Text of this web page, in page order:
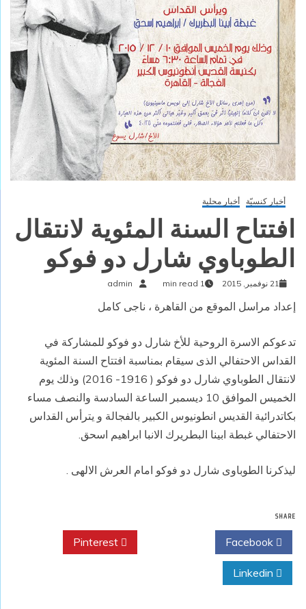
أخبار كنسيّة أخبار محلية
افتتاح السنة المئوية لانتقال
الطوباوي شارل دو فوكو
21 نوفمبر, 2015 1 min read
admin
إعداد مراسل الموقع من القاهرة ، ناجى كامل
تدعوكم الاسرة الروحية للأخ شارل دو فوكو للمشاركة في
القداس الاحتفالي الذى سيقام بمناسبة افتتاح السنة المئوية
لانتقال الطوباوي شارل دو فوكو ( 1916- 2016) وذلك يوم
الخميس الموافق 10 ديسمبر الساعة السادسة والنصف مساء
بكاتدرائية القديس انطونيوس الكبير بالفجالة و يترأس القداس
الاحتفالي غبطة ابينا البطريرك الانبا ابراهيم اسحق.
ليذكرنا الطوباوى شارل دو فوكو امام العرش الالهى .
SHARE